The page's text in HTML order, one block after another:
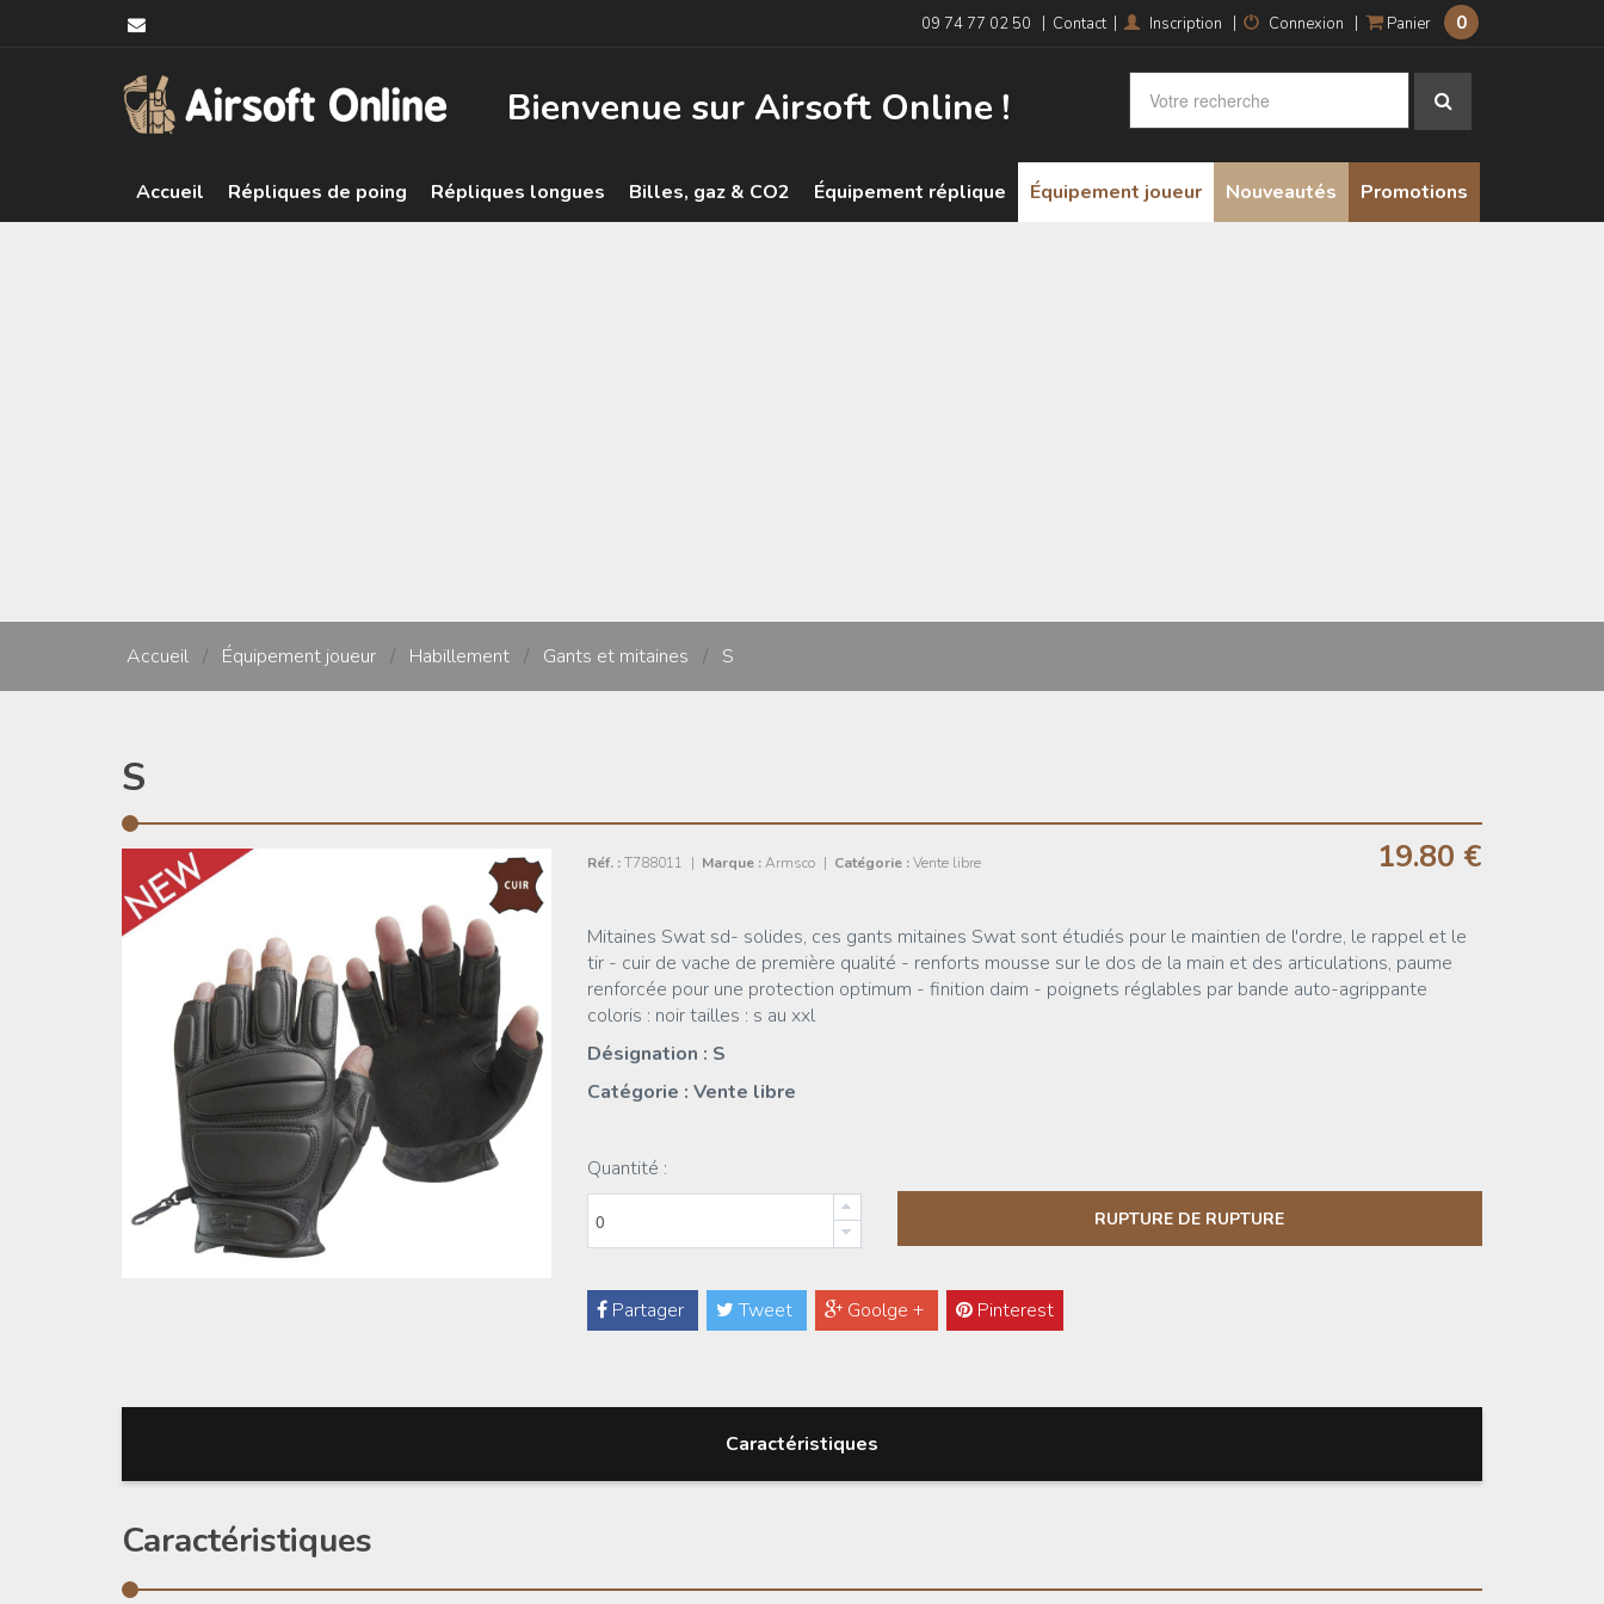
09 74 77 02 50 | Contact | Inscription | Connexion | Panier 0
Bienvenue sur Airsoft Online !
Accueil Répliques de poing Répliques longues Billes, gaz & CO2 Équipement réplique Équipement joueur Nouveautés Promotions
Accueil / Équipement joueur / Habillement / Gants et mitaines / S
S
Réf. :T788011 | Marque :Armsco | Catégorie :Vente libre 19.80 €
Mitaines Swat sd- solides, ces gants mitaines Swat sont étudiés pour le maintien de l'ordre, le rappel et le
tir - cuir de vache de première qualité - renforts mousse sur le dos de la main et des articulations, paume
renforcée pour une protection optimum - finition daim - poignets réglables par bande auto-agrippante
coloris : noir tailles : s au xxl
Désignation : S
Catégorie : Vente libre
Quantité :
Partager Tweet Goolge + Pinterest
Caractéristiques
Caractéristiques